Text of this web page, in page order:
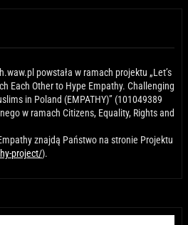
powstała w ramach projektu „Let’s
Each Other to Hype Empathy. Challenging
in Poland (EMPATHY)” (101049389
w ramach Citizens, Equality, Rights and
znajdą Państwo na stronie Projektu
project/).